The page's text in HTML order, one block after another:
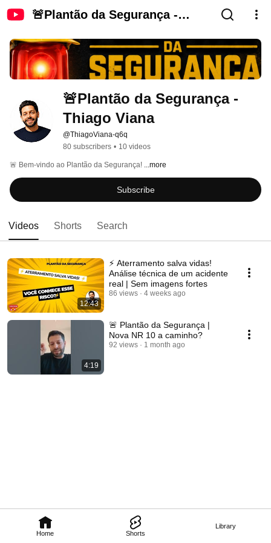
🚨Plantão da Segurança -
Home Shorts
Library
🚨Plantão da Segurança -
Thiago Viana
@ThiagoViana-q6q
80 subscribers • 10 videos
🚨 Bem-vindo ao Plantão da Segurança! ...more
Subscribe
Videos Shorts Search
12:43
⚡ Aterramento salva vidas!
Análise técnica de um acidente
real | Sem imagens fortes
86 views 4 weeks ago
4:19
🚨 Plantão da Segurança |
Nova NR 10 a caminho?
92 views 1 month ago